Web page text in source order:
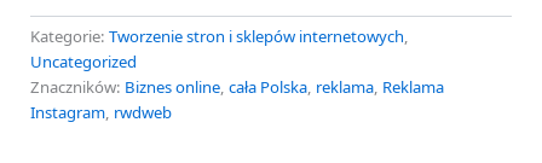
Kategorie: Tworzenie stron i sklepów internetowych,
Uncategorized
Znaczników: Biznes online, cała Polska, reklama, Reklama
Instagram, rwdweb